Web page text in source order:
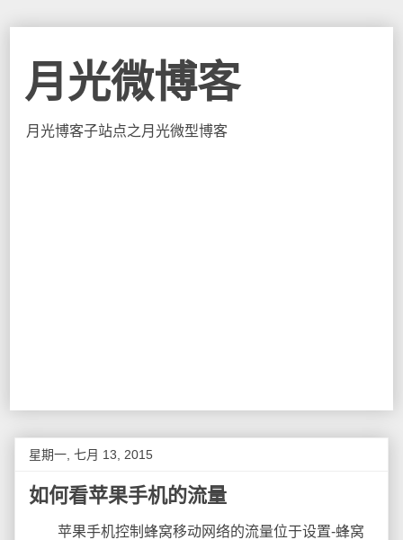
月光微博客
月光博客子站点之月光微型博客
星期一, 七月 13, 2015
如何看苹果手机的流量
苹果手机控制蜂窝移动网络的流量位于设置-蜂窝